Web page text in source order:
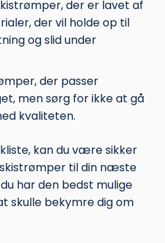
der er lavet af
der vil holde op til
og slid under
der passer
men sørg for ikke at gå
kvaliteten.
kan du være sikker
til din næste
har den bedst mulige
skulle bekymre dig om